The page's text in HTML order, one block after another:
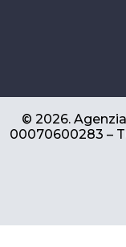
© 2026.
00070600283 –